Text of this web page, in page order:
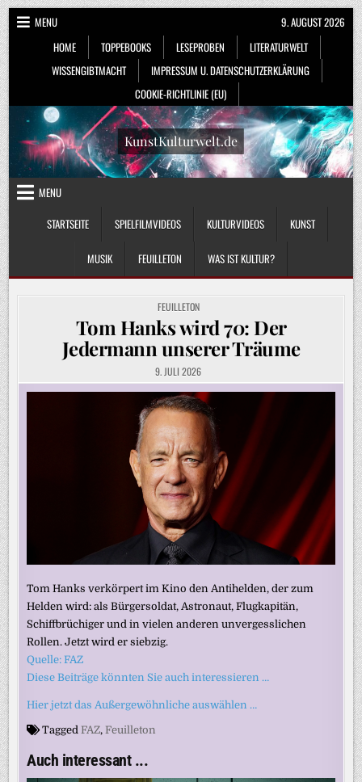
Skip
to
content
MENU
HOME
TOPPEBOOKS LESEPROBEN
LITERATURWELT
WISSENGIBTMACHT
IMPRESSUM U. DATENSCHUTZERKLÄRUNG
COOKIE-RICHTLINIE (EU)
9. AUGUST 2026
KunstKulturwelt.de
MENU
STARTSEITE
SPIELFILMVIDEOS KULTURVIDEOS KUNST
MUSIK FEUILLETON WAS IST KULTUR?
POSTED
IN
FEUILLETON
Tom Hanks wird 70: Der
Jedermann unserer Träume
9. JULI 2026
Tom Hanks verkörpert im Kino den Antihelden, der zum
Helden wird: als Bürgersoldat, Astronaut, Flugkapitän,
Schiffbrüchiger und in vielen anderen unvergesslichen
Rollen. Jetzt wird er siebzig.
Quelle: FAZ
Diese Beiträge könnten Sie auch interessieren …
Hier jetzt das Außergewöhnliche auswählen …
TaggedFAZ,Feuilleton
Auch interessant ...